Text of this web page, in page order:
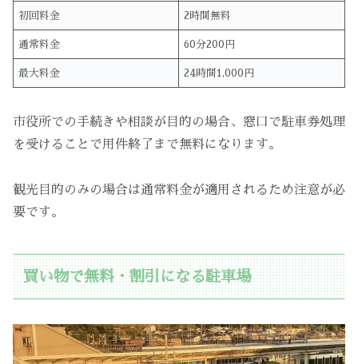
初回料金 2時間無料
通常料金 60分200円
最大料金 24時間1,000円
市役所での手続きや相談が目的の場合、窓口で駐車券処理
を受けることで用件終了まで無料になります。
観光目的のみの場合は通常料金が適用されるため注意が必
要です。
買い物で無料・割引になる駐車場